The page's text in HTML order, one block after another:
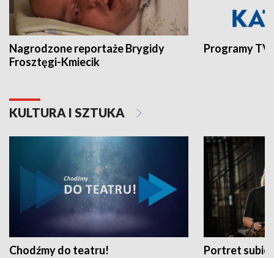
Nagrodzone reportaże Brygidy
Frosztęgi-Kmiecik
Programy
KULTURA I SZTUKA
Chodźmy do teatru! Portret